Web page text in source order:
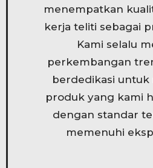
menempatkan
kerja teliti sebagai
Kami selalu
perkembangan
berdedikasi untuk
produk yang kami
dengan standar
memenuhi